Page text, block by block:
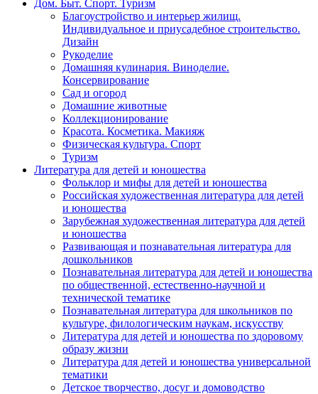
Дом. Быт. Спорт. Туризм
Благоустройство и интерьер жилищ.
Индивидуальное и приусадебное строительство.
Дизайн
Рукоделие
Домашняя кулинария. Виноделие.
Консервирование
Сад и огород
Домашние животные
Коллекционирование
Красота. Косметика. Макияж
Физическая культура. Спорт
Туризм
Литература для детей и юношества
Фольклор и мифы для детей и юношества
Российская художественная литература для детей
и юношества
Зарубежная художественная литература для детей
и юношества
Развивающая и познавательная литература для
дошкольников
Познавательная литература для детей и юношества
по общественной, естественно-научной и
технической тематике
Познавательная литература для школьников по
культуре, филологическим наукам, искусству
Литература для детей и юношества по здоровому
образу жизни
Литература для детей и юношества универсальной
тематики
Детское творчество, досуг и домоводство